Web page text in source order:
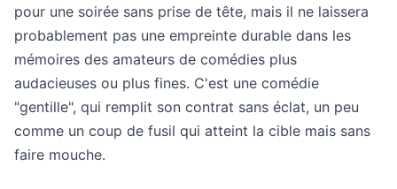
pour une soirée sans prise de tête, mais il ne laissera
probablement pas une empreinte durable dans les
mémoires des amateurs de comédies plus
audacieuses ou plus fines. C'est une comédie
"gentille", qui remplit son contrat sans éclat, un peu
comme un coup de fusil qui atteint la cible mais sans
faire mouche.